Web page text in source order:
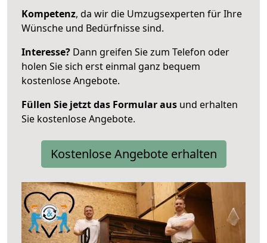
Kompetenz, da wir die Umzugsexperten für Ihre
Wünsche und Bedürfnisse sind.
Interesse? Dann greifen Sie zum Telefon oder
holen Sie sich erst einmal ganz bequem
kostenlose Angebote.
Füllen Sie jetzt das Formular aus und erhalten
Sie kostenlose Angebote.
Kostenlose Angebote erhalten